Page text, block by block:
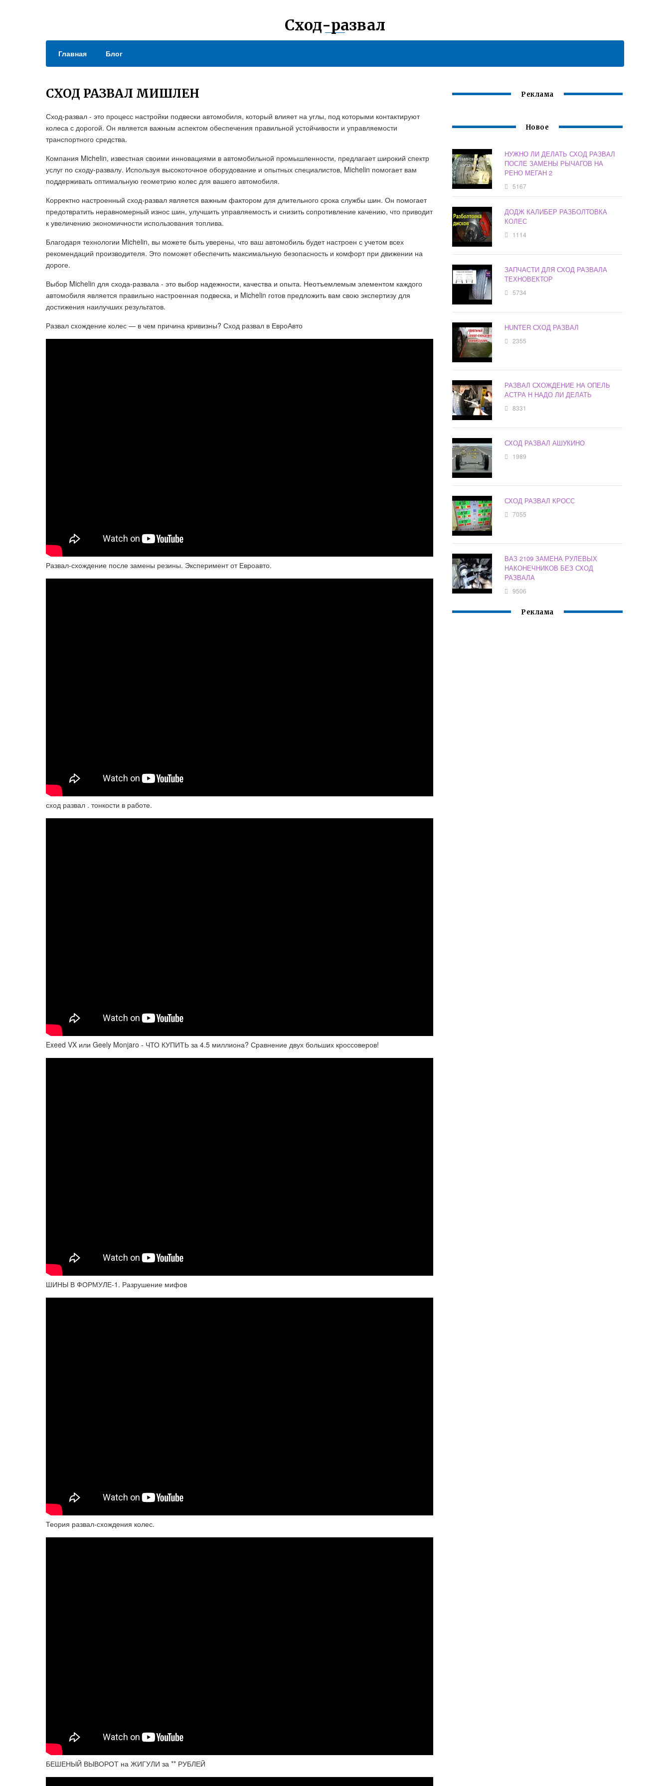
Сход-развал
Главная Блог
СХОД РАЗВАЛ МИШЛЕН
Сход-развал - это процесс настройки подвески автомобиля, который влияет на углы, под которыми контактируют
колеса с дорогой. Он является важным аспектом обеспечения правильной устойчивости и управляемости
транспортного средства.
Компания Michelin, известная своими инновациями в автомобильной промышленности, предлагает широкий спектр
услуг по сходу-развалу. Используя высокоточное оборудование и опытных специалистов, Michelin помогает вам
поддерживать оптимальную геометрию колес для вашего автомобиля.
Корректно настроенный сход-развал является важным фактором для длительного срока службы шин. Он помогает
предотвратить неравномерный износ шин, улучшить управляемость и снизить сопротивление качению, что приводит
к увеличению экономичности использования топлива.
Благодаря технологии Michelin, вы можете быть уверены, что ваш автомобиль будет настроен с учетом всех
рекомендаций производителя. Это поможет обеспечить максимальную безопасность и комфорт при движении на
дороге.
Выбор Michelin для схода-развала - это выбор надежности, качества и опыта. Неотъемлемым элементом каждого
автомобиля является правильно настроенная подвеска, и Michelin готов предложить вам свою экспертизу для
достижения наилучших результатов.
Развал схождение колес — в чем причина кривизны? Сход развал в ЕвроАвто
Развал-схождение после замены резины. Эксперимент от Евроавто.
сход развал . тонкости в работе.
Exeed VX или Geely Monjaro - ЧТО КУПИТЬ за 4.5 миллиона? Сравнение двух больших кроссоверов!
ШИНЫ В ФОРМУЛЕ-1. Разрушение мифов
Теория развал-схождения колес.
БЕШЕНЫЙ ВЫВОРОТ на ЖИГУЛИ за ** РУБЛЕЙ
Реклама
Новое
НУЖНО ЛИ ДЕЛАТЬ СХОД РАЗВАЛ
ПОСЛЕ ЗАМЕНЫ РЫЧАГОВ НА
РЕНО МЕГАН 2
5167
ДОДЖ КАЛИБЕР РАЗБОЛТОВКА
КОЛЕС
1114
ЗАПЧАСТИ ДЛЯ СХОД РАЗВАЛА
ТЕХНОВЕКТОР
5734
HUNTER СХОД РАЗВАЛ
2355
РАЗВАЛ СХОЖДЕНИЕ НА ОПЕЛЬ
АСТРА Н НАДО ЛИ ДЕЛАТЬ
8331
СХОД РАЗВАЛ АШУКИНО
1989
СХОД РАЗВАЛ КРОСС
7055
ВАЗ 2109 ЗАМЕНА РУЛЕВЫХ
НАКОНЕЧНИКОВ БЕЗ СХОД
РАЗВАЛА
9506
Реклама